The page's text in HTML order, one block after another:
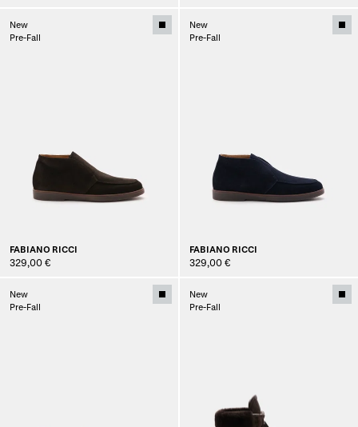
New
Pre-Fall
FABIANO RICCI
329,00 €
New
Pre-Fall
FABIANO RICCI
329,00 €
New
Pre-Fall
New
Pre-Fall